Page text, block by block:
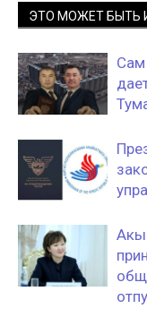
ЭТО МОЖЕТ БЫТЬ
Сам